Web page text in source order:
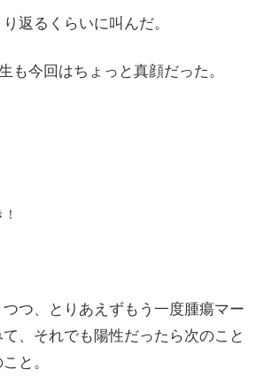
返るくらいに叫んだ。
も今回はちょっと真顔だった。
つ、とりあえずもう一度腫瘍マー
、それでも陽性だったら次のこと
と。